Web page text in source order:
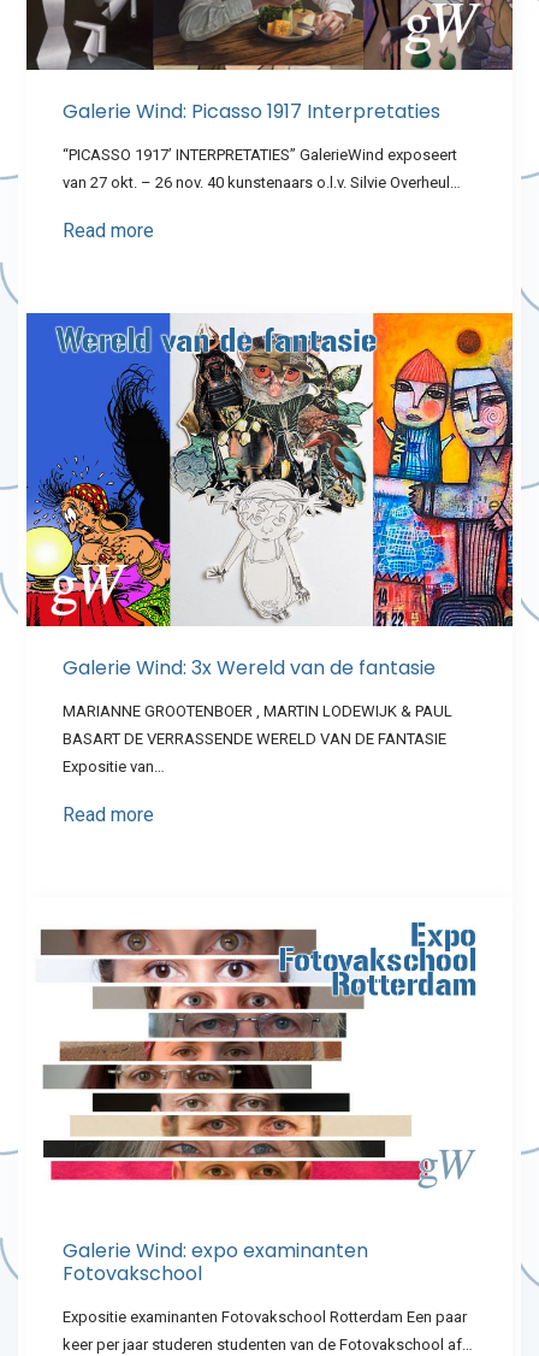
Galerie Wind: Picasso 1917 Interpretaties
“PICASSO 1917’ INTERPRETATIES” GalerieWind exposeert
van 27 okt. – 26 nov. 40 kunstenaars o.l.v. Silvie Overheul…
Read more
Galerie Wind: 3x Wereld van de fantasie
MARIANNE GROOTENBOER , MARTIN LODEWIJK & PAUL
BASART DE VERRASSENDE WERELD VAN DE FANTASIE
Expositie van…
Read more
Galerie Wind: expo examinanten
Fotovakschool
Expositie examinanten Fotovakschool Rotterdam Een paar
keer per jaar studeren studenten van de Fotovakschool af…